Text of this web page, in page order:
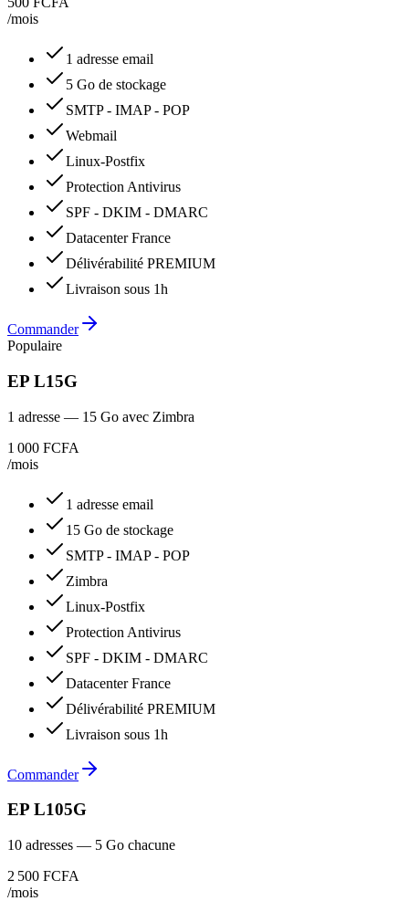
/mois
1 adresse email
5 Go de stockage
SMTP - IMAP - POP
Webmail
Linux-Postfix
Protection Antivirus
SPF - DKIM - DMARC
Datacenter France
Délivérabilité PREMIUM
Livraison sous 1h
Commander
Populaire
EP L15G
1 adresse — 15 Go avec Zimbra
1 000 FCFA
/mois
1 adresse email
15 Go de stockage
SMTP - IMAP - POP
Zimbra
Linux-Postfix
Protection Antivirus
SPF - DKIM - DMARC
Datacenter France
Délivérabilité PREMIUM
Livraison sous 1h
Commander
EP L105G
10 adresses — 5 Go chacune
2 500 FCFA
/mois